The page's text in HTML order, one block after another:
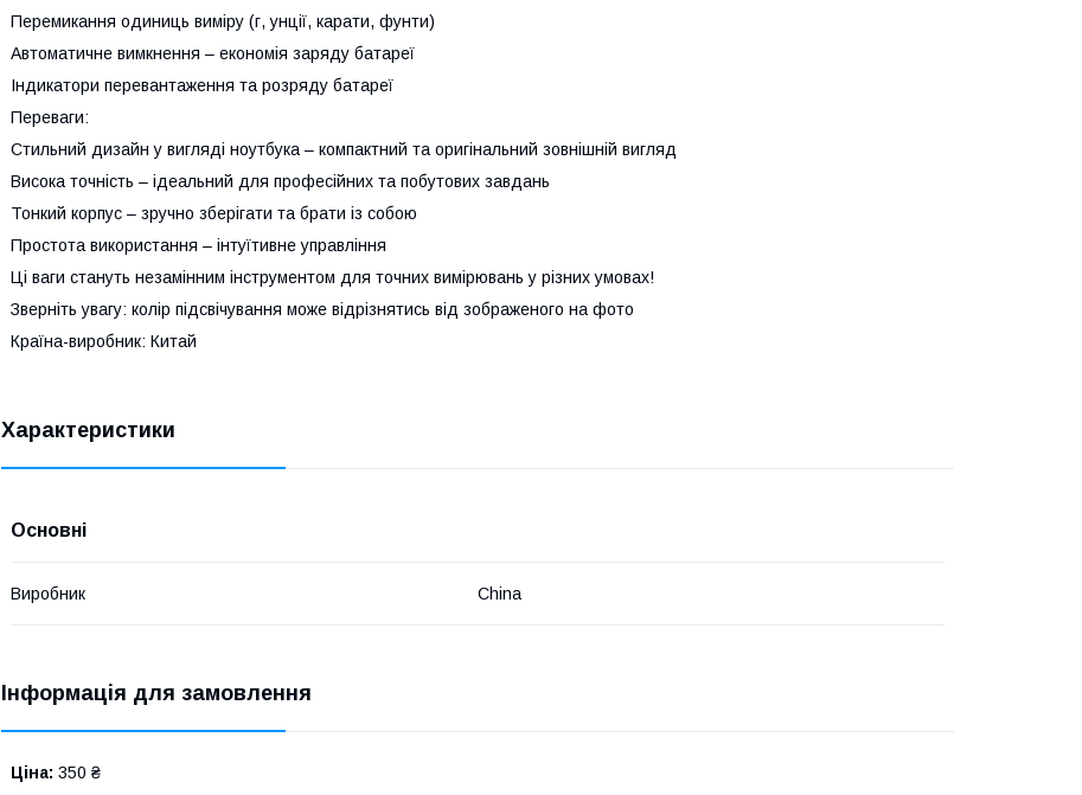
Перемикання одиниць виміру (г, унції, карати, фунти)
Автоматичне вимкнення – економія заряду батареї
Індикатори перевантаження та розряду батареї
Переваги:
Стильний дизайн у вигляді ноутбука – компактний та оригінальний зовнішній вигляд
Висока точність – ідеальний для професійних та побутових завдань
Тонкий корпус – зручно зберігати та брати із собою
Простота використання – інтуїтивне управління
Цi ваги стануть незамінним інструментом для точних вимірювань у різних умовах!
Зверніть увагу: колір підсвічування може відрізнятись від зображеного на фото
Країна-виробник: Китай
Характеристики
Основні
Виробник China
Інформація для замовлення
Ціна: 350 ₴